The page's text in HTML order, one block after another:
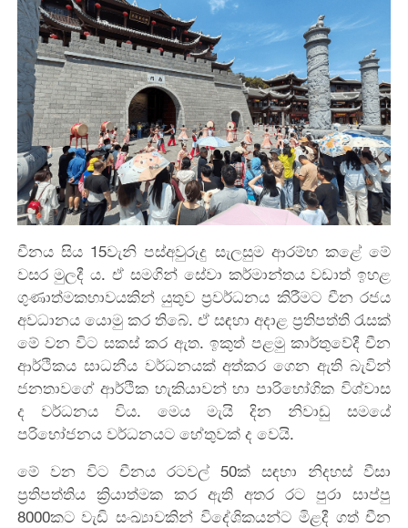
චීනය සිය 15වැනි පස්අවුරුදු සැලසුම ආරම්භ කළේ මේ
වසර මුලදී ය. ඒ සමගින් සේවා කර්මාන්තය වඩාත් ඉහළ
ගුණාත්මකභාවයකින් යුතුව ප්‍රවර්ධනය කිරීමට චීන රජය
අවධානය යොමු කර තිබේ. ඒ සඳහා අදාළ ප්‍රතිපත්ති රැසක්
මේ වන විට සකස් කර ඇත. ඉකුත් පළමු කාර්තුවේදී චීන
ආර්ථිකය සාධනීය වර්ධනයක් අත්කර ගෙන ඇති බැවින්
ජනතාවගේ ආර්ථික හැකියාවන් හා පාරිභෝගික විශ්වාස
ද වර්ධනය විය. මෙය මැයි දින නිවාඩු සමයේ
පරිභෝජනය වර්ධනයට හේතුවක් ද වෙයි.
මේ වන විට චීනය රටවල් 50ක් සඳහා නිදහස් වීසා
ප්‍රතිපත්තිය ක්‍රියාත්මක කර ඇති අතර රට පුරා සාප්පු
8000කට වැඩි සංඛ්‍යාවකින් විදේශිකයන්ට මිළදී ගත් චීන